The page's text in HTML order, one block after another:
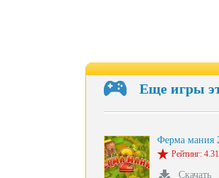
Еще игры
Ферма мания
Рейтинг:
Скачать